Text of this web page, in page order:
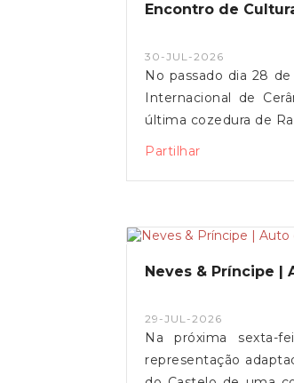
Encontro de
30-JUL-2026
No passado dia 28
Internacional de
última cozedura de
um encontro de
encontro.
Partilhar
Neves & Príncipe |
29-JUL-2026
Na próxima sexta-
representação